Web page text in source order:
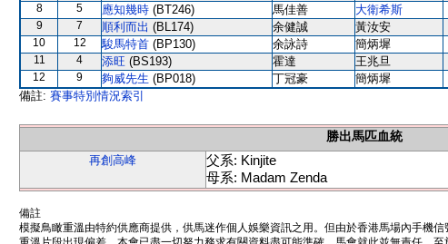
8
5 應知幾時 (BT246) 馬佳善 大衛希斯
9
7 順利而出 (BL174) 余健誠 黃汝安
10
12 駿馬特首 (BP130) 余詠詩 簡炳墀
11
4 添旺 (BS193) 霍達 王兆旦
12
9 夠威先生 (BP018) 丁冠豪 簡炳墀
備註: 賽事特別情況索引
勝出馬匹血統
再創高峰
父系: Kinjite
母系: Madam Zenda
備註
模擬鳥瞰重溫由特約供應商提供，供馬迷作個人娛樂資訊之用。但由於香港馬場內手機